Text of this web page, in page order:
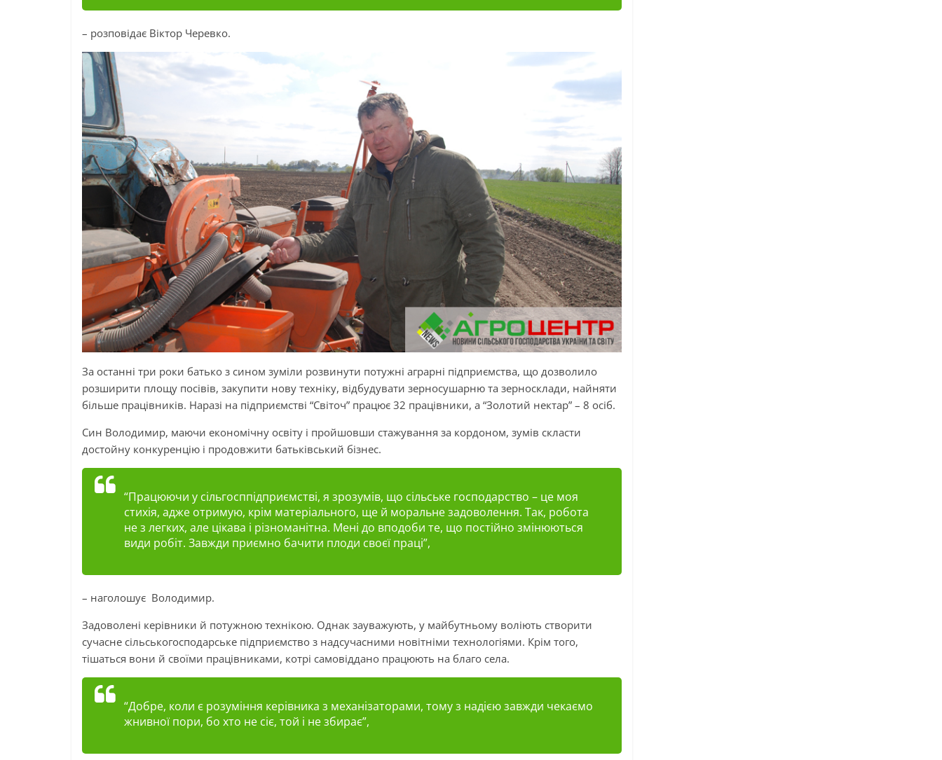
– розповідає Віктор Черевко.
За останні три роки батько з сином зуміли розвинути потужні аграрні підприємства, що дозволило
розширити площу посівів, закупити нову техніку, відбудувати зерносушарню та зерносклади, найняти
більше працівників. Наразі на підприємстві “Світоч” працює 32 працівники, а “Золотий нектар” – 8 осіб.
Син Володимир, маючи економічну освіту і пройшовши стажування за кордоном, зумів скласти
достойну конкуренцію і продовжити батьківський бізнес.
“Працюючи у сільгосппідприємстві, я зрозумів, що сільське господарство – це моя
стихія, адже отримую, крім матеріального, ще й моральне задоволення. Так, робота
не з легких, але цікава і різноманітна. Мені до вподоби те, що постійно змінюються
види робіт. Завжди приємно бачити плоди своєї праці”,
– наголошує Володимир.
Задоволенi керівники й потужною технікою. Однак зауважують, у майбутньому воліють створити
сучасне сільcькогосподарське підприємство з надсучасними новітніми технологіями. Крім того,
тішаться вони й своїми працівниками, котрі самовіддано працюють на благо села.
“Добре, коли є розуміння керівника з механізаторами, тому з надією завжди чекаємо
жнивної пори, бо хто не сіє, той і не збирає”,